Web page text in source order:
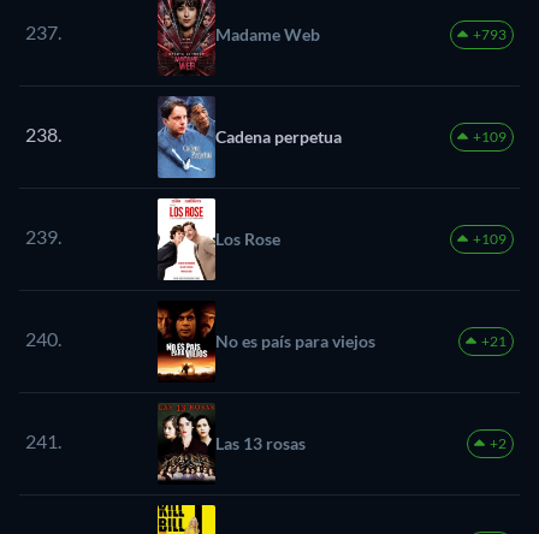
237. Madame Web +793
238. Cadena perpetua +109
239. Los Rose +109
240. No es país para viejos +21
241. Las 13 rosas +2